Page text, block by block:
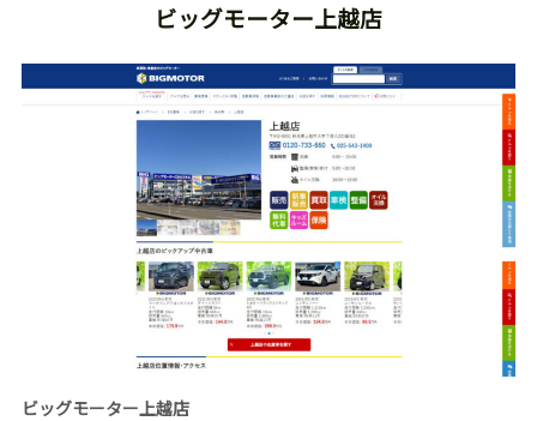
ビッグモーター上越店
ビッグモーター上越店